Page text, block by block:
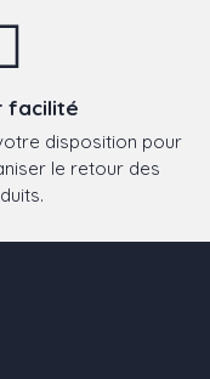
facilité
disposition pour
le retour des